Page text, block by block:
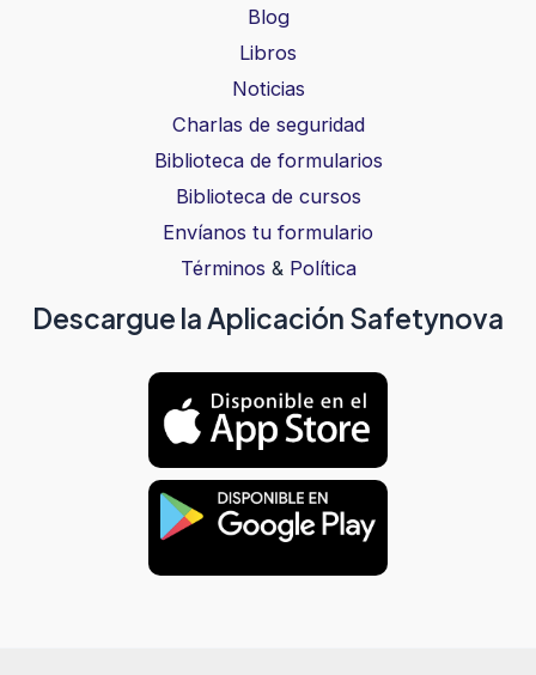
Blog
Libros
Noticias
Charlas de seguridad
Biblioteca de formularios
Biblioteca de cursos
Envíanos tu formulario
Términos & Política
Descargue la Aplicación Safetynova